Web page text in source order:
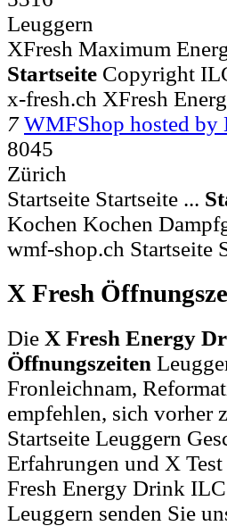
Leuggern
XFresh Maximum
Startseite Copyright
x-fresh.ch XFresh
7 WMFShop hosted by
8045
Zürich
Startseite Startseite ...
Kochen Kochen
wmf-shop.ch Startseite
X Fresh
Die X Fresh Energy
Öffnungszeiten
Fronleichnam,
empfehlen, sich vorher
Startseite Leuggern
Erfahrungen und X
Fresh Energy Drink
Leuggern senden Sie